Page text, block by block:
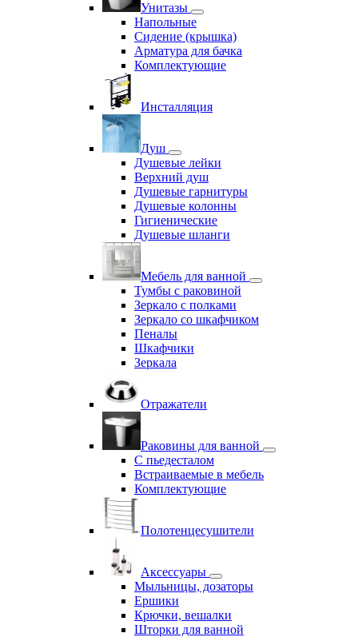
Унитазы
Напольные
Сидение (крышка)
Арматура для бачка
Комплектующие
Инсталляция
Душ
Душевые лейки
Верхний душ
Душевые гарнитуры
Душевые колонны
Гигиенические
Душевые шланги
Мебель для ванной
Тумбы с раковиной
Зеркало с полками
Зеркало со шкафчиком
Пеналы
Шкафчики
Зеркала
Отражатели
Раковины для ванной
С пьедесталом
Встраиваемые в мебель
Комплектующие
Полотенцесушители
Аксессуары
Мыльницы, дозаторы
Ершики
Крючки, вешалки
Шторки для ванной